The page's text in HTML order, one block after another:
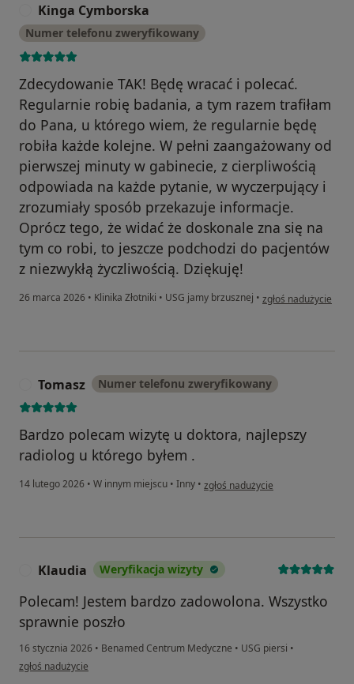
Kinga Cymborska
Numer telefonu zweryfikowany
Zdecydowanie TAK! Będę wracać i polecać.
Regularnie robię badania, a tym razem trafiłam
do Pana, u którego wiem, że regularnie będę
robiła każde kolejne. W pełni zaangażowany od
pierwszej minuty w gabinecie, z cierpliwością
odpowiada na każde pytanie, w wyczerpujący i
zrozumiały sposób przekazuje informacje.
Oprócz tego, że widać że doskonale zna się na
tym co robi, to jeszcze podchodzi do pacjentów
z niezwykłą życzliwością. Dziękuję!
26 marca 2026 • Klinika Złotniki • USG jamy brzusznej • w opinii
zgłoś nadużycie
Tomasz Numer telefonu zweryfikowany
Bardzo polecam wizytę u doktora, najlepszy
radiolog u którego byłem .
14 lutego 2026 • W innym miejscu • Inny • w opinii użytkownika Tomasz
zgłoś nadużycie
Klaudia Weryfikacja wizyty
Polecam! Jestem bardzo zadowolona. Wszystko
sprawnie poszło
16 stycznia 2026 • Benamed Centrum Medyczne • USG piersi •
w opinii użytkownika Klaudia
zgłoś nadużycie